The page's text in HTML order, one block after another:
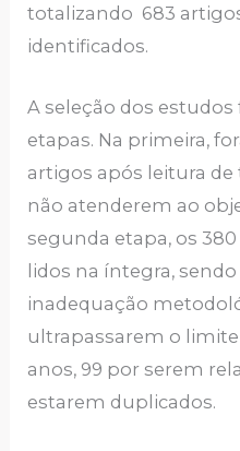
totalizando 683
identificados.
A seleção dos
etapas. Na primeira,
artigos após leitura
não atenderem ao
segunda etapa, os
lidos na íntegra,
inadequação
ultrapassarem o
anos, 99 por serem
estarem duplicados.